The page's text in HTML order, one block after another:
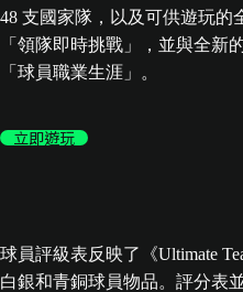
48 支國家隊，以及可供遊玩的
「領隊即時挑戰」，並與全新
「球員職業生涯」。
立即遊玩
球員評級表反映了《Ultimate
白銀和青銅球員物品。評分表